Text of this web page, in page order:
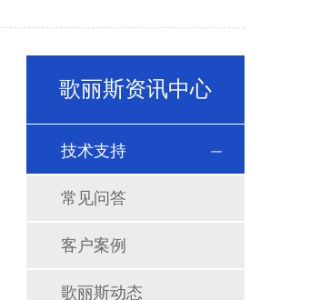
歌丽斯资讯中心
技术支持
常见问答
客户案例
歌丽斯动态